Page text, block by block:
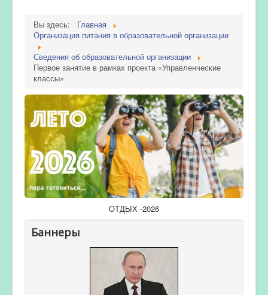
Вы здесь:
Главная
Организация питания в образовательной организации
Сведения об образовательной организации
Первое занятие в рамках проекта «Управленческие
классы»
ОТДЫХ -2026
Баннеры